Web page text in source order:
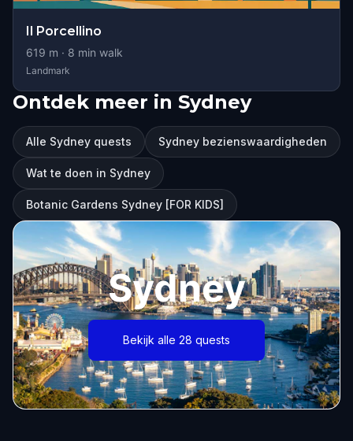
Il Porcellino
619 m · 8 min walk
Landmark
Ontdek meer in Sydney
Alle Sydney quests Sydney bezienswaardigheden
Wat te doen in Sydney
Botanic Gardens Sydney [FOR KIDS]
Sydney
Bekijk alle 28 quests